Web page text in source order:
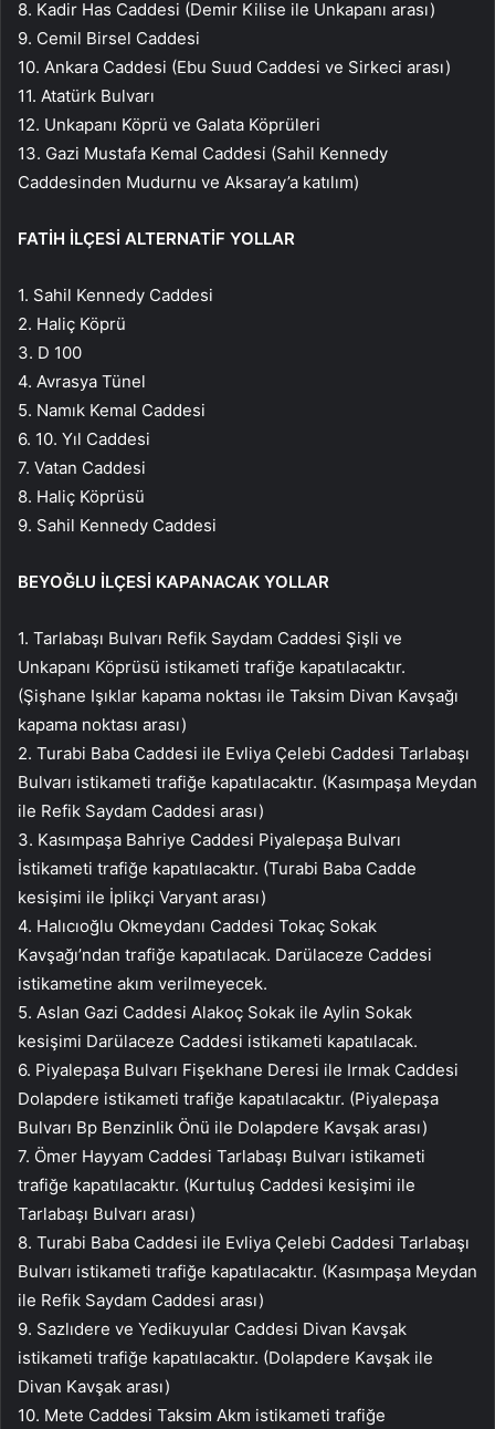
8. Kadir Has Caddesi (Demir Kilise ile Unkapanı arası)
9. Cemil Birsel Caddesi
10. Ankara Caddesi (Ebu Suud Caddesi ve Sirkeci arası)
11. Atatürk Bulvarı
12. Unkapanı Köprü ve Galata Köprüleri
13. Gazi Mustafa Kemal Caddesi (Sahil Kennedy
Caddesinden Mudurnu ve Aksaray’a katılım)
FATİH İLÇESİ ALTERNATİF YOLLAR
1. Sahil Kennedy Caddesi
2. Haliç Köprü
3. D 100
4. Avrasya Tünel
5. Namık Kemal Caddesi
6. 10. Yıl Caddesi
7. Vatan Caddesi
8. Haliç Köprüsü
9. Sahil Kennedy Caddesi
BEYOĞLU İLÇESİ KAPANACAK YOLLAR
1. Tarlabaşı Bulvarı Refik Saydam Caddesi Şişli ve
Unkapanı Köprüsü istikameti trafiğe kapatılacaktır.
(Şişhane Işıklar kapama noktası ile Taksim Divan Kavşağı
kapama noktası arası)
2. Turabi Baba Caddesi ile Evliya Çelebi Caddesi Tarlabaşı
Bulvarı istikameti trafiğe kapatılacaktır. (Kasımpaşa Meydan
ile Refik Saydam Caddesi arası)
3. Kasımpaşa Bahriye Caddesi Piyalepaşa Bulvarı
İstikameti trafiğe kapatılacaktır. (Turabi Baba Cadde
kesişimi ile İplikçi Varyant arası)
4. Halıcıoğlu Okmeydanı Caddesi Tokaç Sokak
Kavşağı’ndan trafiğe kapatılacak. Darülaceze Caddesi
istikametine akım verilmeyecek.
5. Aslan Gazi Caddesi Alakoç Sokak ile Aylin Sokak
kesişimi Darülaceze Caddesi istikameti kapatılacak.
6. Piyalepaşa Bulvarı Fişekhane Deresi ile Irmak Caddesi
Dolapdere istikameti trafiğe kapatılacaktır. (Piyalepaşa
Bulvarı Bp Benzinlik Önü ile Dolapdere Kavşak arası)
7. Ömer Hayyam Caddesi Tarlabaşı Bulvarı istikameti
trafiğe kapatılacaktır. (Kurtuluş Caddesi kesişimi ile
Tarlabaşı Bulvarı arası)
8. Turabi Baba Caddesi ile Evliya Çelebi Caddesi Tarlabaşı
Bulvarı istikameti trafiğe kapatılacaktır. (Kasımpaşa Meydan
ile Refik Saydam Caddesi arası)
9. Sazlıdere ve Yedikuyular Caddesi Divan Kavşak
istikameti trafiğe kapatılacaktır. (Dolapdere Kavşak ile
Divan Kavşak arası)
10. Mete Caddesi Taksim Akm istikameti trafiğe